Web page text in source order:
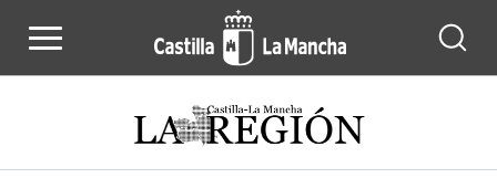
Actualidad de la región de Castilla-